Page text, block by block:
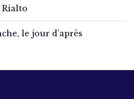
Rialto
le jour d’après